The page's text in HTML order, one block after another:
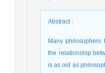
Abstract:
Many
the relationship
is as old as